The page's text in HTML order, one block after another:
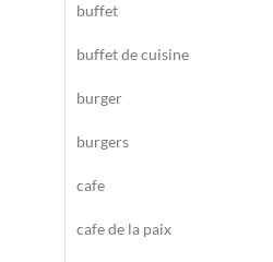
buffet
buffet de cuisine
burger
burgers
cafe
cafe de la paix